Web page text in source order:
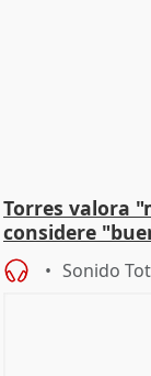
Torres valora
considere
Sonido